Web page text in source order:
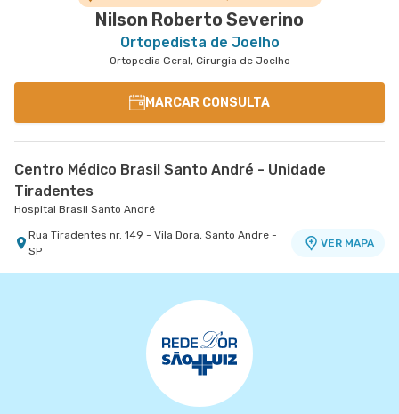
Nilson Roberto Severino
Ortopedista de Joelho
Ortopedia Geral, Cirurgia de Joelho
MARCAR CONSULTA
Centro Médico Brasil Santo André - Unidade
Tiradentes
Hospital Brasil Santo André
Rua Tiradentes nr. 149 - Vila Dora, Santo Andre -
SP
VER MAPA